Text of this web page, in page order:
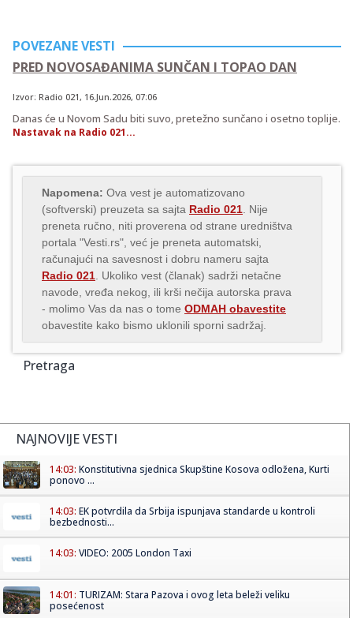
POVEZANE VESTI
PRED NOVOSAĐANIMA SUNČAN I TOPAO DAN
Izvor: Radio 021 , 16.Jun.2026, 07:06
Danas će u Novom Sadu biti suvo, pretežno sunčano i osetno toplije.
Nastavak na Radio 021...
Napomena: Ova vest je automatizovano
(softverski) preuzeta sa sajta Radio 021 . Nije
preneta ručno, niti proverena od strane uredništva
portala "Vesti.rs", već je preneta automatski,
računajući na savesnost i dobru nameru sajta
Radio 021 . Ukoliko vest (članak) sadrži netačne
navode, vređa nekog, ili krši nečija autorska prava
- molimo Vas da nas o tome ODMAH obavestite
obavestite kako bismo uklonili sporni sadržaj.
Pretraga
NAJNOVIJE VESTI
14:03: Konstitutivna sjednica Skupštine Kosova odložena, Kurti
ponovo ...
14:03: EK potvrdila da Srbija ispunjava standarde u kontroli
bezbednosti...
14:03: VIDEO: 2005 London Taxi
14:01: TURIZAM: Stara Pazova i ovog leta beleži veliku
posećenost